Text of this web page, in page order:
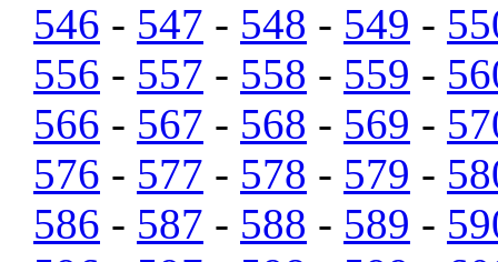
546 - 547 - 548 - 549 -
556 - 557 - 558 - 559 -
566 - 567 - 568 - 569 -
576 - 577 - 578 - 579 -
586 - 587 - 588 - 589 -